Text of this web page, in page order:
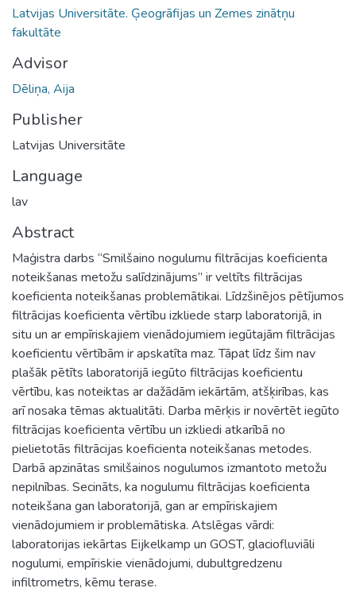
Latvijas Universitāte. Ģeogrāfijas un Zemes zinātņu
fakultāte
Advisor
Dēliņa, Aija
Publisher
Latvijas Universitāte
Language
lav
Abstract
Maģistra darbs “Smilšaino nogulumu filtrācijas koeficienta
noteikšanas metožu salīdzinājums” ir veltīts filtrācijas
koeficienta noteikšanas problemātikai. Līdzšinējos pētījumos
filtrācijas koeficienta vērtību izkliede starp laboratorijā, in
situ un ar empīriskajiem vienādojumiem iegūtajām filtrācijas
koeficientu vērtībām ir apskatīta maz. Tāpat līdz šim nav
plašāk pētīts laboratorijā iegūto filtrācijas koeficientu
vērtību, kas noteiktas ar dažādām iekārtām, atšķirības, kas
arī nosaka tēmas aktualitāti. Darba mērķis ir novērtēt iegūto
filtrācijas koeficienta vērtību un izkliedi atkarībā no
pielietotās filtrācijas koeficienta noteikšanas metodes.
Darbā apzinātas smilšainos nogulumos izmantoto metožu
nepilnības. Secināts, ka nogulumu filtrācijas koeficienta
noteikšana gan laboratorijā, gan ar empīriskajiem
vienādojumiem ir problemātiska. Atslēgas vārdi:
laboratorijas iekārtas Eijkelkamp un GOST, glaciofluviāli
nogulumi, empīriskie vienādojumi, dubultgredzenu
infiltrometrs, kēmu terase.